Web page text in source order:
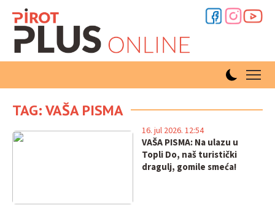
TAG: VAŠA PISMA
VAŠA PISMA: Na ulazu u
Topli Do, naš turistički
dragulj, gomile smeća!
16. jul 2026. 12:54